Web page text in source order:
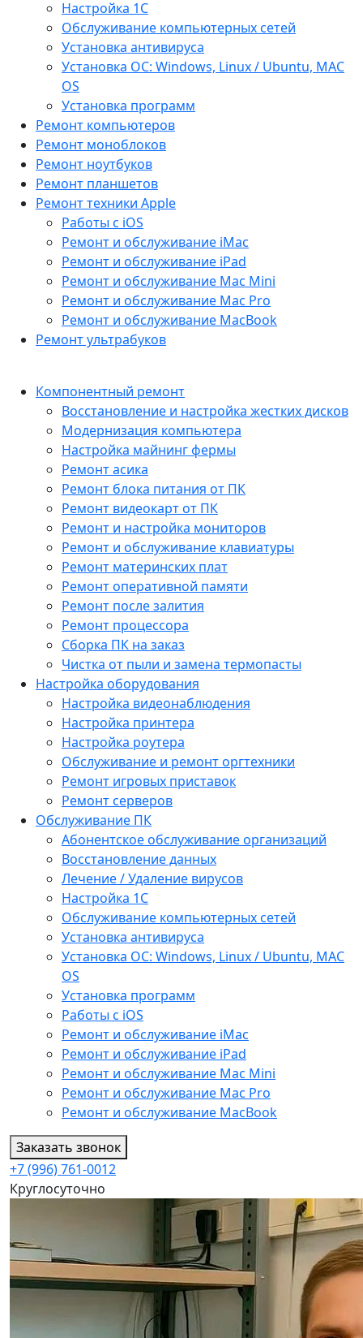
Настройка 1С
Обслуживание компьютерных сетей
Установка антивируса
Установка ОС: Windows, Linux / Ubuntu, МАС
OS
Установка программ
Ремонт компьютеров
Ремонт моноблоков
Ремонт ноутбуков
Ремонт планшетов
Ремонт техники Apple
Работы с iOS
Ремонт и обслуживание iMac
Ремонт и обслуживание iPad
Ремонт и обслуживание Mac Mini
Ремонт и обслуживание Mac Pro
Ремонт и обслуживание MacBook
Ремонт ультрабуков
Компонентный ремонт
Восстановление и настройка жестких дисков
Модернизация компьютера
Настройка майнинг фермы
Ремонт асика
Ремонт блока питания от ПК
Ремонт видеокарт от ПК
Ремонт и настройка мониторов
Ремонт и обслуживание клавиатуры
Ремонт материнских плат
Ремонт оперативной памяти
Ремонт после залития
Ремонт процессора
Сборка ПК на заказ
Чистка от пыли и замена термопасты
Настройка оборудования
Настройка видеонаблюдения
Настройка принтера
Настройка роутера
Обслуживание и ремонт оргтехники
Ремонт игровых приставок
Ремонт серверов
Обслуживание ПК
Абонентское обслуживание организаций
Восстановление данных
Лечение / Удаление вирусов
Настройка 1С
Обслуживание компьютерных сетей
Установка антивируса
Установка ОС: Windows, Linux / Ubuntu, МАС
OS
Установка программ
Работы с iOS
Ремонт и обслуживание iMac
Ремонт и обслуживание iPad
Ремонт и обслуживание Mac Mini
Ремонт и обслуживание Mac Pro
Ремонт и обслуживание MacBook
Заказать звонок
+7 (996) 761-0012
Круглосуточно